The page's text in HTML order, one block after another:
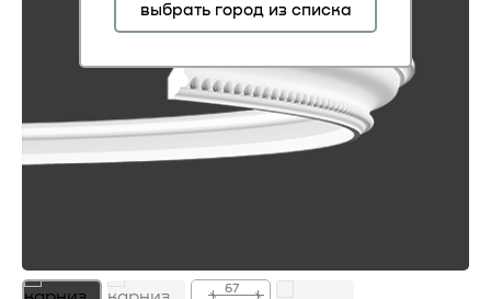
выбрать город из списка
67